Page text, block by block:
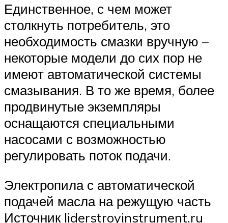
Единственное, с чем может
столкнуть потребитель, это
необходимость смазки вручную –
некоторые модели до сих пор не
имеют автоматической системы
смазывания. В то же время, более
продвинутые экземпляры
оснащаются специальными
насосами с возможностью
регулировать поток подачи.
Электропила с автоматической
подачей масла на режущую часть
Источник liderstroyinstrument.ru